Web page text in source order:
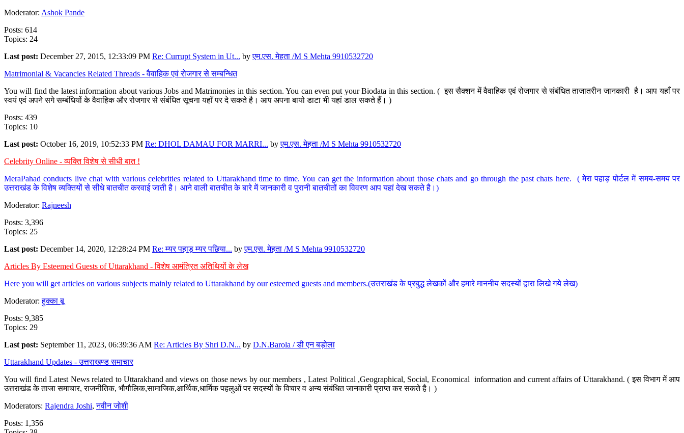
Moderator: Ashok Pande
Posts: 614
Topics: 24
Last post: December 27, 2015, 12:33:09 PM Re: Currupt System in Ut... byएम.एस. मेहता /M S Mehta 9910532720
Matrimonial & Vacancies Related Threads - वैवाहिक एवं रोजगार से सम्बन्धित
You will find the latest information about various Jobs and Matrimonies in this section. You can even put your Biodata in this section. ( इस सैक्शन में वैवाहिक एवं रोजगार से संबंधित ताजातरीन जानकारी है। आप यहाँ पर
स्वयं एवं अपने सगे सम्बंधियों के वैवाहिक और रोजगार से संबंधित सूचना यहाँ पर दे सकते है। आप अपना बायो डाटा भी यहां डाल सकते हैं। )
Posts: 439
Topics: 10
Last post: October 16, 2019, 10:52:33 PM Re: DHOL DAMAU FOR MARRI... byएम.एस. मेहता /M S Mehta 9910532720
Celebrity Online - व्यक्ति विशेष से सीधी बात !
MeraPahad conducts live chat with various celebrities related to Uttarakhand time to time. You can get the information about those chats and go through the past chats here. ( मेरा पहाड़ पोर्टल में समय-समय पर
उत्तराखंड के विशेष व्यक्तियों से सीधे बातचीत करवाई जाती है। आने वाली बातचीत के बारे में जानकारी व पुरानी बातचीतों का विवरण आप यहां देख सकते है।)
Moderator: Rajneesh
Posts: 3,396
Topics: 25
Last post: December 14, 2020, 12:28:24 PM Re: म्यर पहाड़ म्यर पछिया... byएम.एस. मेहता /M S Mehta 9910532720
Articles By Esteemed Guests of Uttarakhand - विशेष आमंत्रित अतिथियों के लेख
Here you will get articles on various subjects mainly related to Uttarakhand by our esteemed guests and members.(उत्तराखंड के प्रबुद्ध लेखकों और हमारे माननीय सदस्यों द्वारा लिखे गये लेख)
Moderator:हुक्का बू
Posts: 9,385
Topics: 29
Last post: September 11, 2023, 06:39:36 AM Re: Articles By Shri D.N... by D.N.Barola / डी एन बड़ोला
Uttarakhand Updates - उत्तराखण्ड समाचार
You will find Latest News related to Uttarakhand and views on those news by our members , Latest Political ,Geographical, Social, Economical information and current affairs of Uttarakhand. ( इस विभाग में आप
उत्तराखंड के ताजा समाचार, राजनीतिक, भौगौलिक,सामाजिक,आर्थिक,धार्मिक पहलुओं पर सदस्यों के विचार व अन्य संबंधित जानकारी प्राप्त कर सकते है। )
Moderators: Rajendra Joshi,नवीन जोशी
Posts: 1,356